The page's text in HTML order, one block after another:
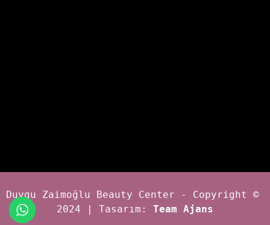
Duygu Zaimoğlu Beauty Center - Copyright ©
2024 | Tasarım: Team Ajans